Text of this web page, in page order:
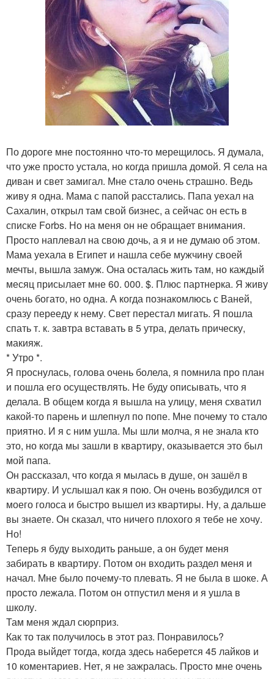
По дороге мне постоянно что-то мерещилось. Я думала,
что уже просто устала, но когда пришла домой. Я села на
диван и свет замигал. Мне стало очень страшно. Ведь
живу я одна. Мама с папой расстались. Папа уехал на
Сахалин, открыл там свой бизнес, а сейчас он есть в
списке Forbs. Но на меня он не обращает внимания.
Просто наплевал на свою дочь, а я и не думаю об этом.
Мама уехала в Египет и нашла себе мужчину своей
мечты, вышла замуж. Она осталась жить там, но каждый
месяц присылает мне 60. 000. $. Плюс партнерка. Я живу
очень богато, но одна. А когда познакомлюсь с Ваней,
сразу перееду к нему. Свет перестал мигать. Я пошла
спать т. к. завтра вставать в 5 утра, делать прическу,
макияж.
* Утро *.
Я проснулась, голова очень болела, я помнила про план
и пошла его осуществлять. Не буду описывать, что я
делала. В общем когда я вышла на улицу, меня схватил
какой-то парень и шлепнул по попе. Мне почему то стало
приятно. И я с ним ушла. Мы шли молча, я не знала кто
это, но когда мы зашли в квартиру, оказывается это был
мой папа.
Он рассказал, что когда я мылась в душе, он зашёл в
квартиру. И услышал как я пою. Он очень возбудился от
моего голоса и быстро вышел из квартиры. Ну, а дальше
вы знаете. Он сказал, что ничего плохого я тебе не хочу.
Но!
Теперь я буду выходить раньше, а он будет меня
забирать в квартиру. Потом он входить раздел меня и
начал. Мне было почему-то плевать. Я не была в шоке. А
просто лежала. Потом он отпустил меня и я ушла в
школу.
Там меня ждал сюрприз.
Как то так получилось в этот раз. Понравилось?
Прода выйдет тогда, когда здесь наберется 45 лайков и
10 коментариев. Нет, я не зажралась. Просто мне очень